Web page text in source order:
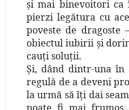
şi mai binevoitori ca
pierzi legătura cu
poveste de dragoste
obiectul iubirii şi
cauţi soluţii.
Şi, dând dintr-una
regulă de a deveni
la urmă să îţi dai